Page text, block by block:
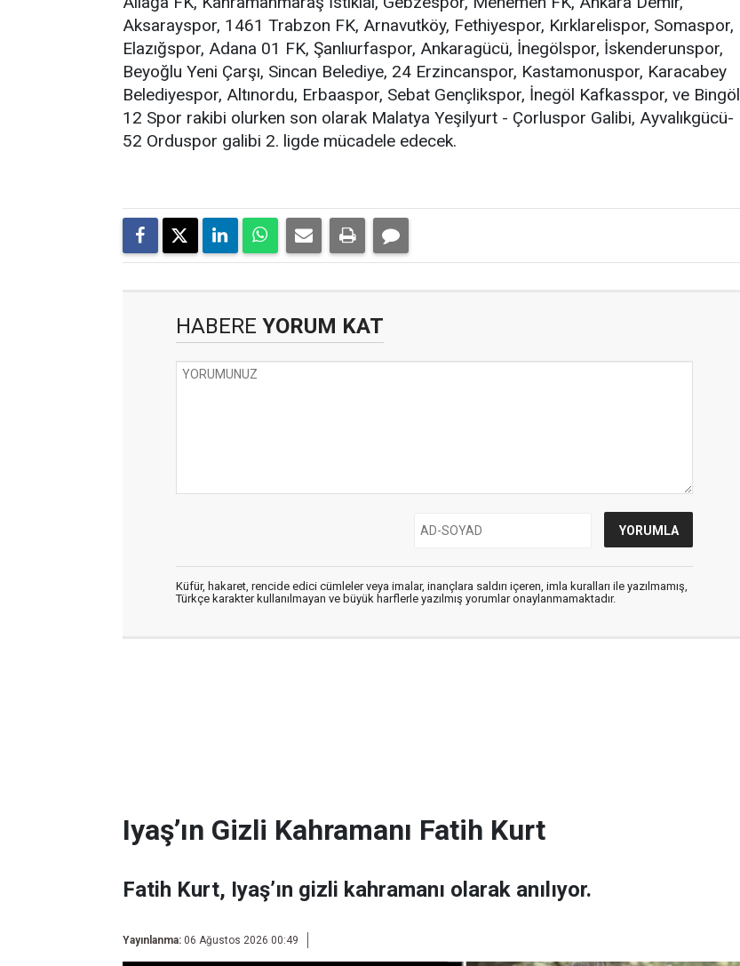
Aksarayspor, 1461 Trabzon FK, Arnavutköy, Fethiyespor, Kırklarelispor, Somaspor,
Elazığspor, Adana 01 FK, Şanlıurfaspor, Ankaragücü, İnegölspor, İskenderunspor,
Beyoğlu Yeni Çarşı, Sincan Belediye, 24 Erzincanspor, Kastamonuspor, Karacabey
Belediyespor, Altınordu, Erbaaspor, Sebat Gençlikspor, İnegöl Kafkasspor, ve Bingöl
12 Spor rakibi olurken son olarak Malatya Yeşilyurt - Çorluspor Galibi, Ayvalıkgücü-
52 Orduspor galibi 2. ligde mücadele edecek.
HABERE YORUM KAT
Küfür, hakaret, rencide edici cümleler veya imalar, inançlara saldırı içeren, imla kuralları ile yazılmamış,
Türkçe karakter kullanılmayan ve büyük harflerle yazılmış yorumlar onaylanmamaktadır.
Iyaş’ın Gizli Kahramanı Fatih Kurt
Fatih Kurt, Iyaş’ın gizli kahramanı olarak anılıyor.
Yayınlanma: 06 Ağustos 2026 00:49